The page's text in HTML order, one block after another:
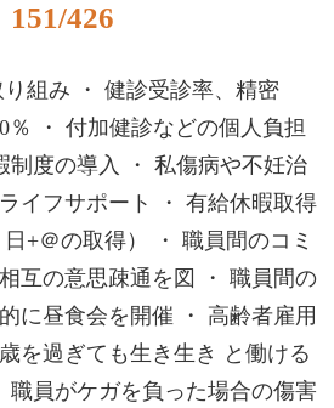
151/426
組み ・ 健診受診率、精密
％ ・ 付加健診などの個人負担
度の導入 ・ 私傷病や不妊治
イフサポート ・ 有給休暇取得
+＠の取得） ・ 職員間のコミ
互の意思疎通を図 ・ 職員間の
に昼食会を開催 ・ 高齢者雇用
を過ぎても生き生き と働ける
職員がケガを負った場合の傷害